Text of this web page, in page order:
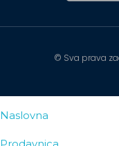
© Sva prava
Naslovna
Prodavnica